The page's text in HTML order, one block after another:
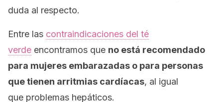
duda al respecto.
Entre las contraindicaciones del té
verde encontramos que no está recomendado
para mujeres embarazadas o para personas
que tienen arritmias cardíacas, al igual
que problemas hepáticos.